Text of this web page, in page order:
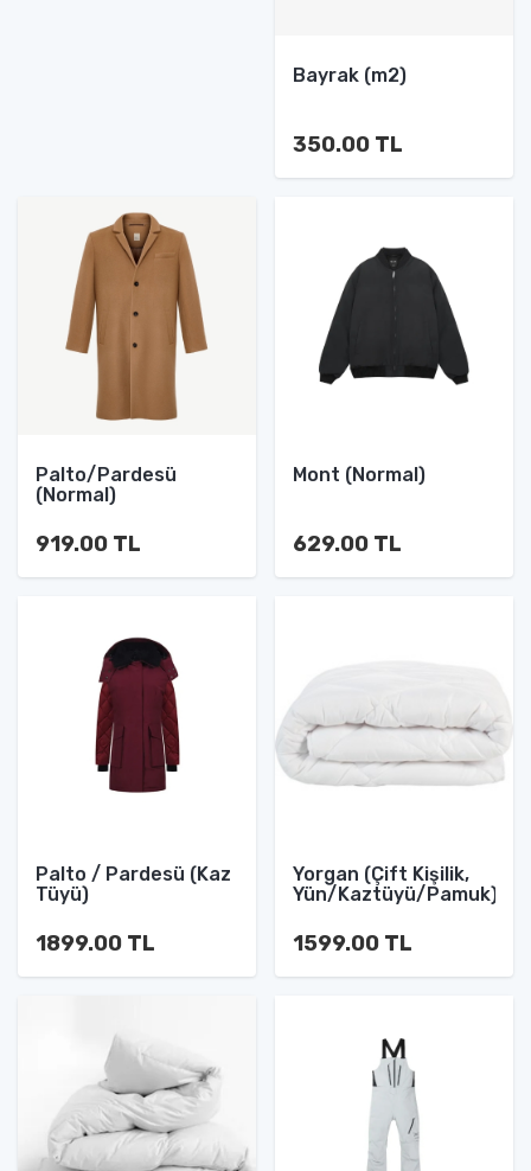
Bayrak (m2)
350.00 TL
Palto/Pardesü
(Normal)
919.00 TL
Mont (Normal)
629.00 TL
Palto / Pardesü (Kaz
Tüyü)
1899.00 TL
Yorgan (Çift Kişilik,
Yün/Kaztüyü/Pamuk)
1599.00 TL